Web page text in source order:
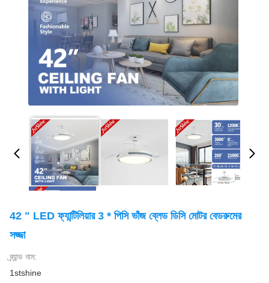
42 " LED ফ্যান্টিলিয়ার 3 * পিসি ভাঁজ ব্লেড ডিসি মোটর বেডরুমের
সজ্জা
ব্র্যান্ড নাম:
1stshine